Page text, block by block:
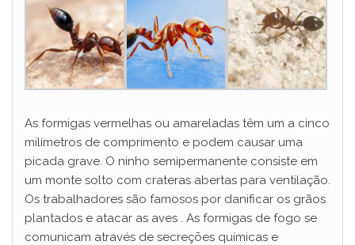
As formigas vermelhas ou amareladas têm um a cinco
milímetros de comprimento e podem causar uma
picada grave. O ninho semipermanente consiste em
um monte solto com crateras abertas para ventilação.
Os trabalhadores são famosos por danificar os grãos
plantados e atacar as aves . As formigas de fogo se
comunicam através de secreções químicas e